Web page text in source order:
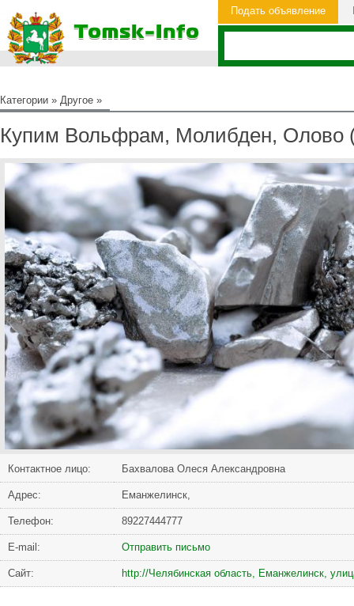
Подать объявление
Категории » Другое »
Купим Вольфрам, Молибден, Олово
Контактное лицо: Бахвалова Олеся Александровна
Адрес: Еманжелинск,
Телефон: 89227444777
Е-mail: Отправить письмо
Сайт: http://Челябинская область, Еманжелинск,